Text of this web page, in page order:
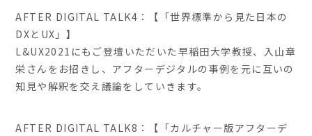
AFTER DIGITAL TALK4：【「世界標準から見た日本の
DXとUX」】
L&UX2021にもご登壇いただいた早稲田大学教授、入山章
栄さんをお招きし、アフターデジタルの事例を元に互いの
知見や解釈を交え議論をしていきます。
AFTER DIGITAL TALK8：【「カルチャー版アフターデ